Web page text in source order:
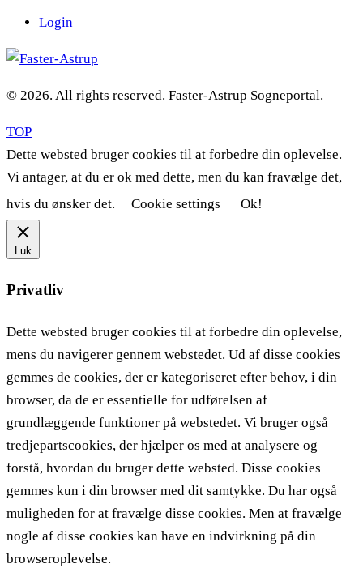
Login
© 2026. All rights reserved. Faster-Astrup Sogneportal.
TOP
Dette websted bruger cookies til at forbedre din oplevelse.
Vi antager, at du er ok med dette, men du kan fravælge det,
hvis du ønsker det.
Cookie settings Ok!
Luk
Privatliv
Dette websted bruger cookies til at forbedre din oplevelse,
mens du navigerer gennem webstedet. Ud af disse cookies
gemmes de cookies, der er kategoriseret efter behov, i din
browser, da de er essentielle for udførelsen af ​​
grundlæggende funktioner på webstedet. Vi bruger også
tredjepartscookies, der hjælper os med at analysere og
forstå, hvordan du bruger dette websted. Disse cookies
gemmes kun i din browser med dit samtykke. Du har også
muligheden for at fravælge disse cookies. Men at fravælge
nogle af disse cookies kan have en indvirkning på din
browseroplevelse.